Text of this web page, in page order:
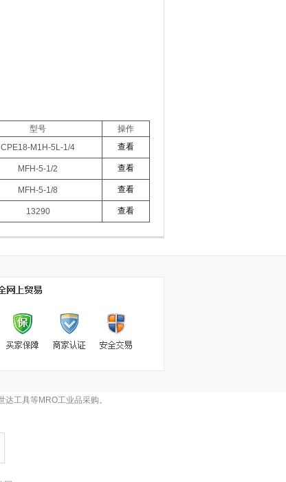
型号
操作
CPE18-M1H-5L-1/4 查看
MFH-5-1/2 查看
MFH-5-1/8 查看
13290 查看
工具等MRO工业品采购。